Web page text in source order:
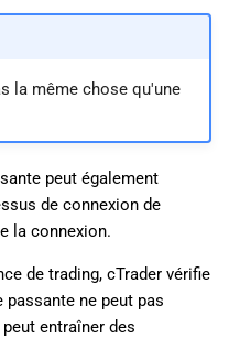
Français
Italiano
Русский
Türkçe
la même chose qu'une
peut également
de connexion de
la connexion.
de trading, cTrader vérifie
passante ne peut pas
entraîner des